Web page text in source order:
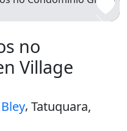
no
Village
, Tatuquara,